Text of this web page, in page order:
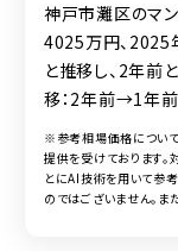
神戸市灘区のマ
4025万円、2025
と推移し、2年前
移：2年前→1年
※参考相場価格につい
提供を受けております。
とにAI技術を用いて参
のではございません。